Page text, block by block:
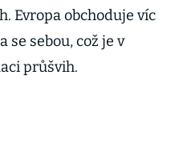
Evropa obchoduje víc
se sebou, což je v
průšvih.